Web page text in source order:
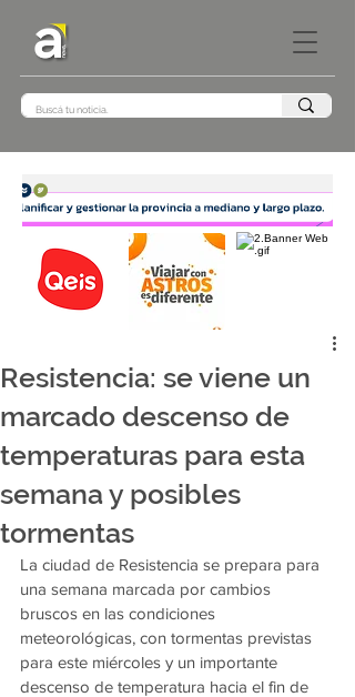
Resistencia: se viene un
marcado descenso de
temperaturas para esta
semana y posibles
tormentas
La ciudad de Resistencia se prepara para
una semana marcada por cambios
bruscos en las condiciones
meteorológicas, con tormentas previstas
para este miércoles y un importante
descenso de temperatura hacia el fin de